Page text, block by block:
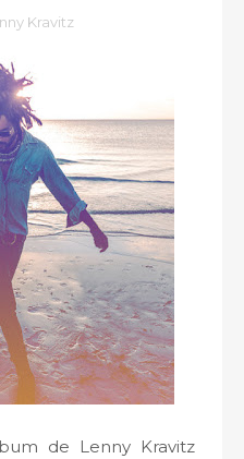
Kravitz
de Lenny Kravitz